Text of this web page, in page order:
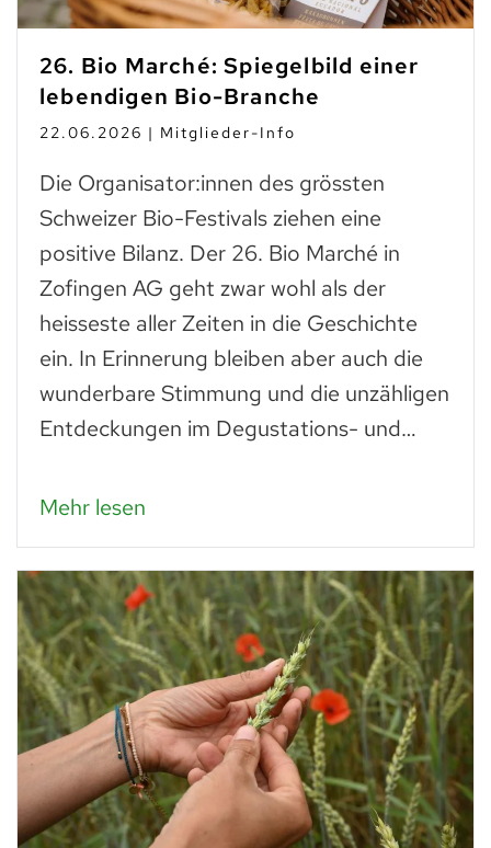
26. Bio Marché: Spiegelbild einer
lebendigen Bio-Branche
22.06.2026 | Mitglieder-Info
Die Organisator:innen des grössten
Schweizer Bio-Festivals ziehen eine
positive Bilanz. Der 26. Bio Marché in
Zofingen AG geht zwar wohl als der
heisseste aller Zeiten in die Geschichte
ein. In Erinnerung bleiben aber auch die
wunderbare Stimmung und die unzähligen
Entdeckungen im Degustations- und…
Mehr lesen